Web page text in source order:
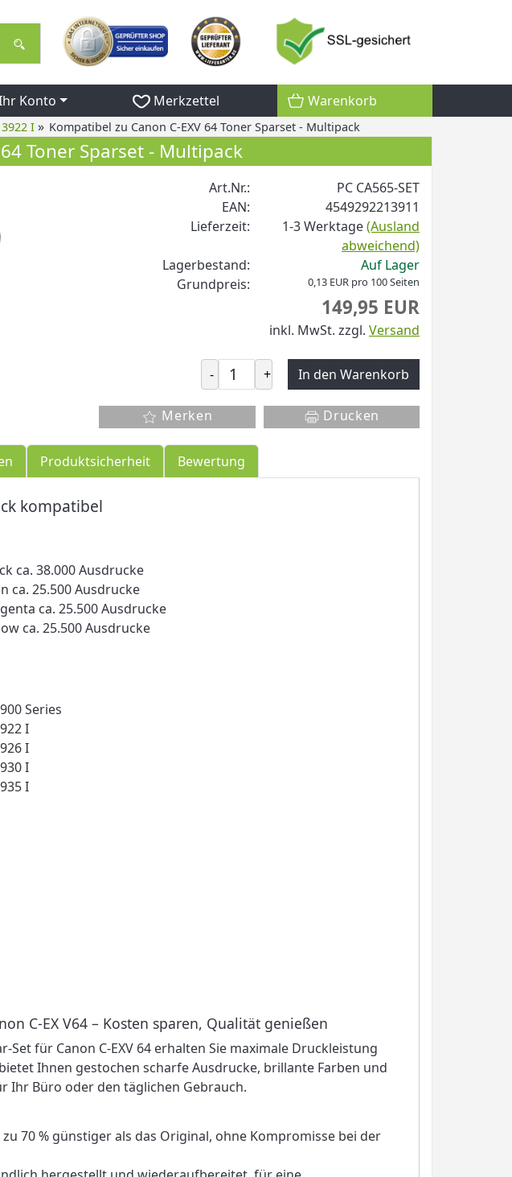
Konto Merkzettel Warenkorb
I » Kompatibel zu Canon C-EXV 64 Toner Sparset - Multipack
Toner Sparset - Multipack
Art.Nr.:
PC CA565-SET
EAN:
4549292213911
Lieferzeit:
1-3 Werktage(Ausland
abweichend)
Lagerbestand:
Auf Lager
Grundpreis:
0,13 EUR pro 100 Seiten
149,95 EUR
inkl. MwSt. zzgl. Versand
- + In den Warenkorb
Merken Drucken
Produktsicherheit Bewertung
kompatibel
ca. 38.000 Ausdrucke
ca. 25.500 Ausdrucke
ca. 25.500 Ausdrucke
ca. 25.500 Ausdrucke
Series
I
I
I
I
C-EX V64 – Kosten sparen, Qualität genießen
für Canon C-EXV 64 erhalten Sie maximale Druckleistung
Ihnen gestochen scharfe Ausdrucke, brillante Farben und
Ihr Büro oder den täglichen Gebrauch.
zu 70 % günstiger als das Original, ohne Kompromisse bei der